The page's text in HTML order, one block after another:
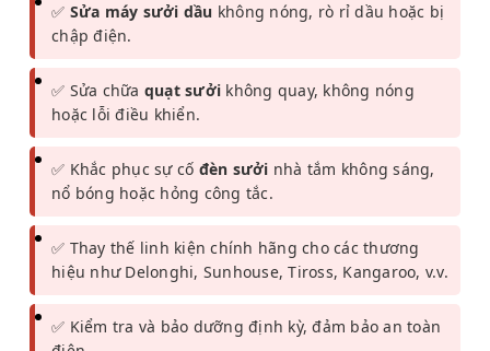
✅ Sửa máy sưởi dầu không nóng, rò rỉ dầu hoặc bị
chập điện.
✅ Sửa chữa quạt sưởi không quay, không nóng
hoặc lỗi điều khiển.
✅ Khắc phục sự cố đèn sưởi nhà tắm không sáng,
nổ bóng hoặc hỏng công tắc.
✅ Thay thế linh kiện chính hãng cho các thương
hiệu như Delonghi, Sunhouse, Tiross, Kangaroo, v.v.
✅ Kiểm tra và bảo dưỡng định kỳ, đảm bảo an toàn